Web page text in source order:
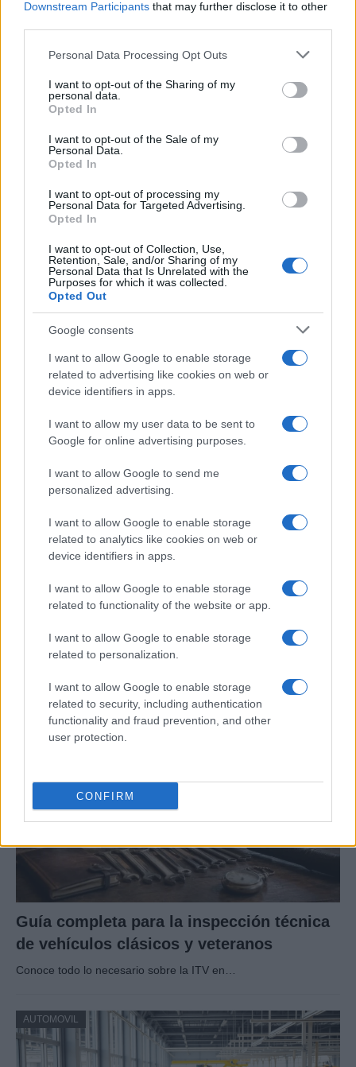
Downstream Participants that may further disclose it to other
Please note that this website/app uses one or more Google
not limited to your visit or usage behaviour. You may click to
grant or deny consent to Google and its third-party tags to
use your data for below specified purposes in below Google
consent section.
Personal Data Processing Opt Outs
I want to opt-out of the Sharing of my
personal data.
Opted In
I want to opt-out of the Sale of my
Personal Data.
Opted In
I want to opt-out of processing my
Personal Data for Targeted Advertising.
Opted In
I want to opt-out of Collection, Use,
Retention, Sale, and/or Sharing of my
Personal Data that Is Unrelated with the
Purposes for which it was collected.
Opted Out
Google consents
I want to allow Google to enable storage
related to advertising like cookies on web or
device identifiers in apps.
I want to allow my user data to be sent to
Google for online advertising purposes.
I want to allow Google to send me
personalized advertising.
I want to allow Google to enable storage
related to analytics like cookies on web or
device identifiers in apps.
I want to allow Google to enable storage
related to functionality of the website or app.
I want to allow Google to enable storage
related to personalization.
I want to allow Google to enable storage
related to security, including authentication
functionality and fraud prevention, and other
user protection.
CONFIRM
Cómo la transición a vehículos eléctricos
está transformando la industria
automotriz europea
La industria automotriz europea enfrenta una transformación
AUTOMOVIL
Cómo obtener el permiso internacional
para conducir y viajar por todo el mundo
La International Drivers Association te ofrece la posibilidad…
AUTOMOVIL
Compra tu coche de segunda mano en
Heycar
¿Estás pensando en renovar tu coche? Apostar por…
Guía completa para la inspección técnica
de vehículos clásicos y veteranos
Conoce todo lo necesario sobre la ITV en…
AUTOMOVIL